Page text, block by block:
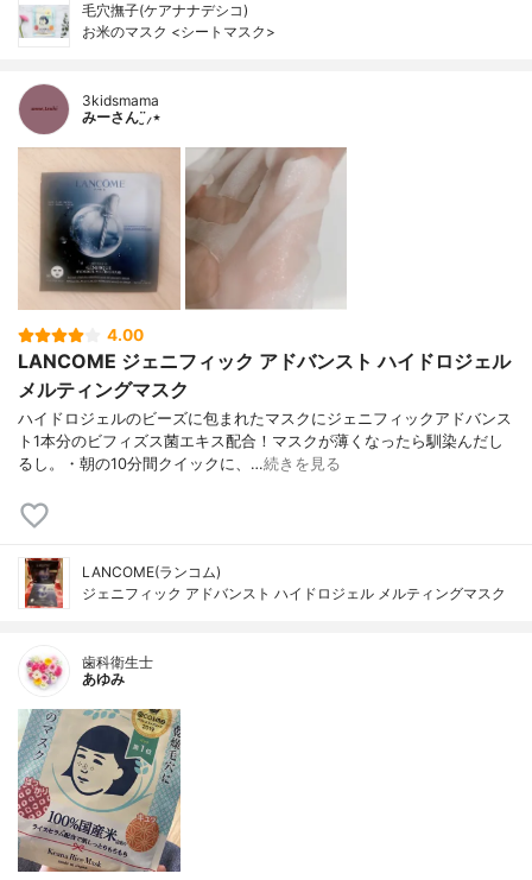
毛穴撫子(ケアナナデシコ)
お米のマスク <シートマスク>
3kidsmama
みーさん¨̮⸝⋆
4.00
LANCOME ジェニフィック アドバンスト ハイドロジェル
メルティングマスク
ハイドロジェルのビーズに包まれたマスクにジェニフィックアドバンス
ト1本分のビフィズス菌エキス配合！マスクが薄くなったら馴染んだし
るし。・朝の10分間クイックに、…続きを見る
LANCOME(ランコム)
ジェニフィック アドバンスト ハイドロジェル メルティングマスク
歯科衛生士
あゆみ